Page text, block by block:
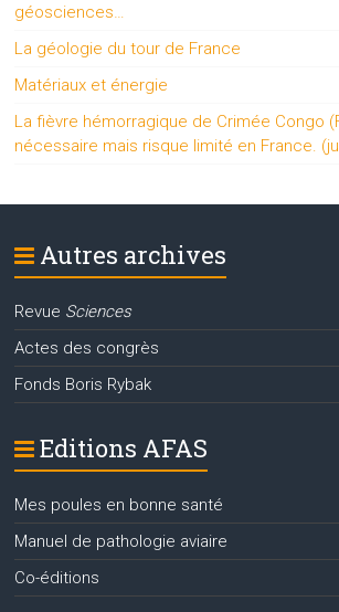
géosciences…
La géologie du tour de France
Matériaux et énergie
La fièvre hémorragique de Crimée Congo
nécessaire mais risque limité en France.
Autres archives
Revue Sciences
Actes des congrès
Fonds Boris Rybak
Editions AFAS
Mes poules en bonne santé
Manuel de pathologie aviaire
Co-éditions